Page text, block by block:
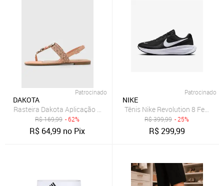
Patrocinado
DAKOTA
Rasteira Dakota Aplicação Coral
R$169,99 - 62%
R$ 64,99 no Pix
Patrocinado
NIKE
Tênis Nike Revolution 8
R$399,99 - 25%
R$299,99